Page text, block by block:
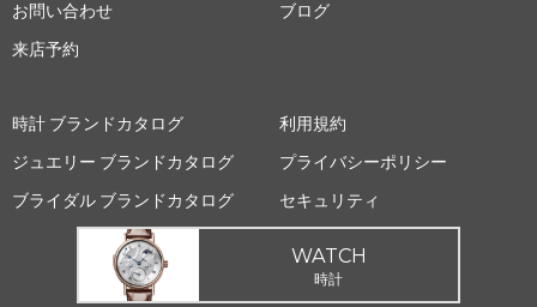
お問い合わせ
来店予約
ブログ
時計 ブランドカタログ
ジュエリー ブランドカタログ
ブライダル ブランドカタログ
利用規約
プライバシーポリシー
セキュリティ
WATCH
時計